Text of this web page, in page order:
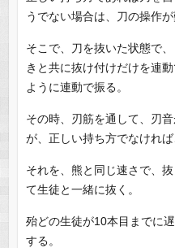
うでない場合は、刀の操作が
そこで、刀を抜いた状態で
きと共に抜け付けだけを連
ように連動で振る。
その時、刃筋を通して、刃
が、正しい持ち方でなけ
それを、熊と同じ速さで、
て生徒と一緒に抜く。
殆どの生徒が10本目までに
する。